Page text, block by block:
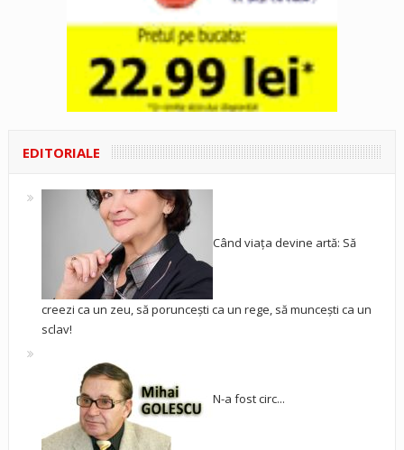
EDITORIALE
Când viața devine artă: Să
creezi ca un zeu, să poruncești ca un rege, să muncești ca un
sclav!
N-a fost circ...